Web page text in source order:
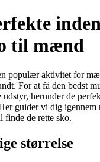
til mænd
populær aktivitet for
For at få den bedst
herunder de
guider vi dig igennem
finde de rette sko.
størrelse